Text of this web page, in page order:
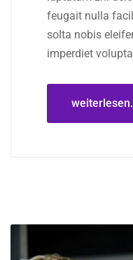
feugait nulla
solta nobis
imperdiet